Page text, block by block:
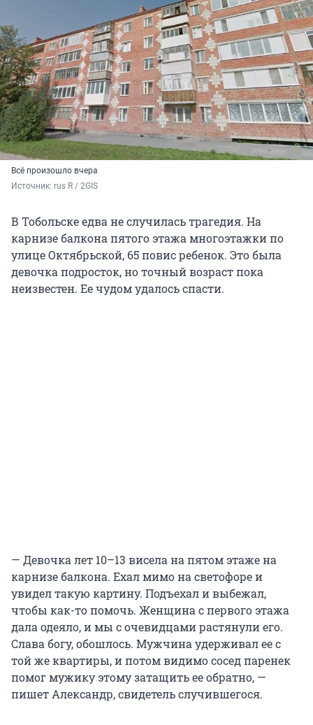
Всё произошло вчера
Источник: rus R / 2GIS
В Тобольске едва не случилась трагедия. На
карнизе балкона пятого этажа многоэтажки по
улице Октябрьской, 65 повис ребенок. Это была
девочка подросток, но точный возраст пока
неизвестен. Ее чудом удалось спасти.
— Девочка лет 10–13 висела на пятом этаже на
карнизе балкона. Ехал мимо на светофоре и
увидел такую картину. Подъехал и выбежал,
чтобы как-то помочь. Женщина с первого этажа
дала одеяло, и мы с очевидцами растянули его.
Слава богу, обошлось. Мужчина удерживал ее с
той же квартиры, и потом видимо сосед паренек
помог мужику этому затащить ее обратно, —
пишет Александр, свидетель случившегося.